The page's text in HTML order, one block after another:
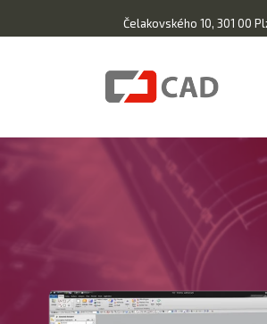
Čelakovského 10, 301 00